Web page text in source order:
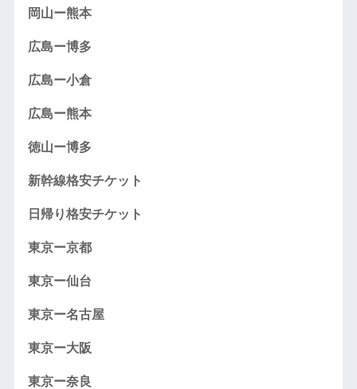
岡山ー熊本
広島ー博多
広島ー小倉
広島ー熊本
徳山ー博多
新幹線格安チケット
日帰り格安チケット
東京ー京都
東京ー仙台
東京ー名古屋
東京ー大阪
東京ー奈良